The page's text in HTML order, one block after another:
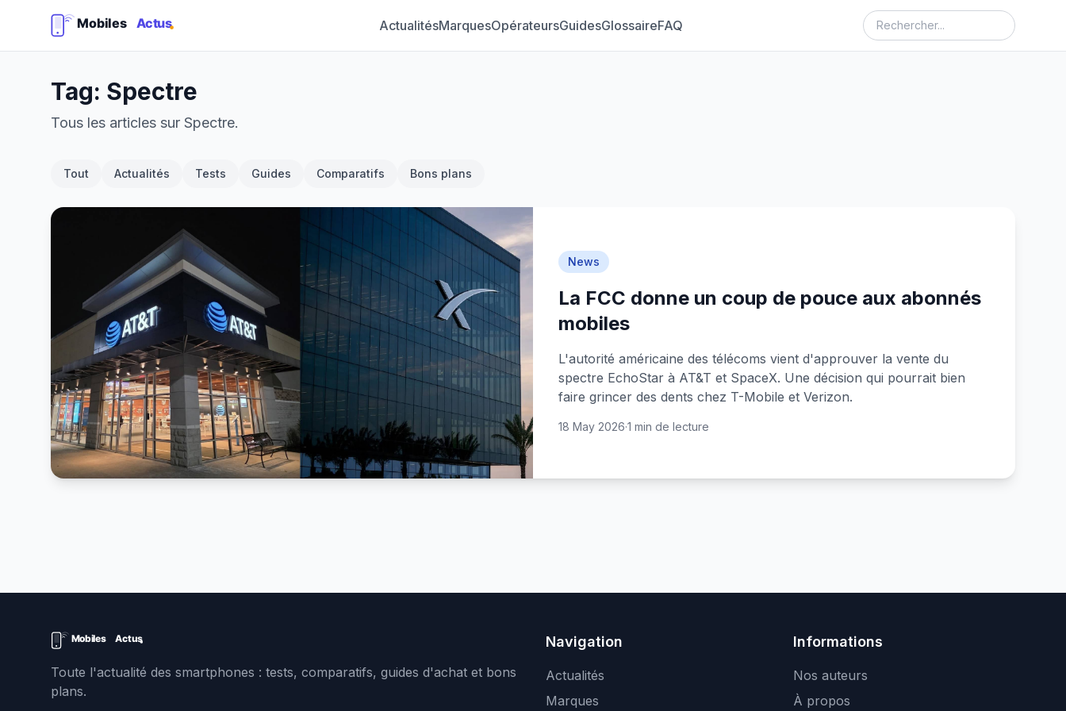
ActualitésMarquesOpérateursGuidesGlossaireFAQ
Tag: Spectre
Tous les articles sur Spectre.
Tout Actualités Tests Guides Comparatifs Bons plans
News
La FCC donne un coup de pouce aux abonnés
mobiles
L'autorité américaine des télécoms vient d'approuver la vente du
spectre EchoStar à AT&T et SpaceX. Une décision qui pourrait bien
faire grincer des dents chez T-Mobile et Verizon.
18 May 2026·1 min de lecture
Toute l'actualité des smartphones : tests, comparatifs, guides d'achat et bons
plans.
Navigation
Actualités
Marques
Informations
Nos auteurs
À propos